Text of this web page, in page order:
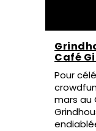
Café
Pour
mars au